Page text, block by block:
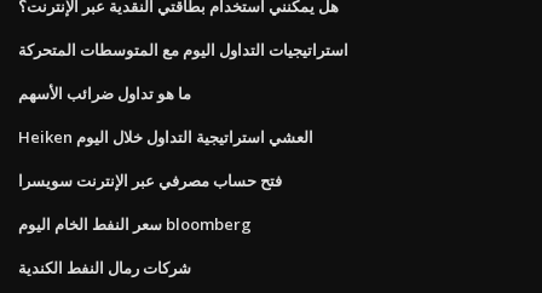
هل يمكنني استخدام بطاقتي النقدية عبر الإنترنت؟
استراتيجيات التداول اليوم مع المتوسطات المتحركة
ما هو تداول ضرائب الأسهم
Heiken العشي استراتيجية التداول خلال اليوم
فتح حساب مصرفي عبر الإنترنت سويسرا
سعر النفط الخام اليوم bloomberg
شركات رمال النفط الكندية